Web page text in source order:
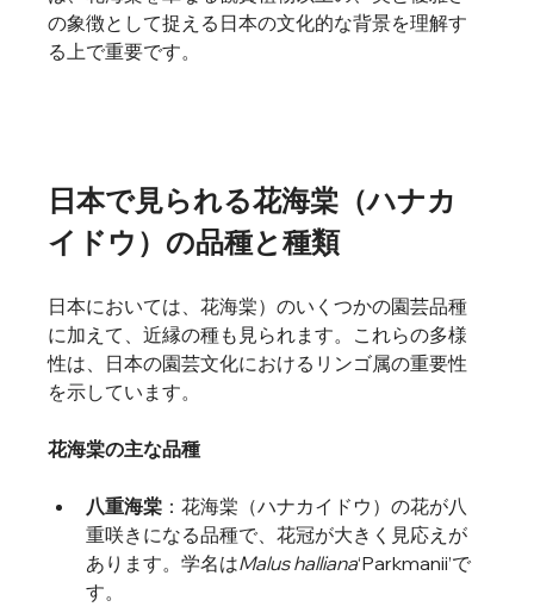
の象徴として捉える日本の文化的な背景を理解す
る上で重要です。
日本で見られる花海棠（ハナカ
イドウ）の品種と種類
日本においては、花海棠）のいくつかの園芸品種
に加えて、近縁の種も見られます。これらの多様
性は、日本の園芸文化におけるリンゴ属の重要性
を示しています。
花海棠の主な品種
八重海棠 ：花海棠（ハナカイドウ）の花が八
重咲きになる品種で、花冠が大きく見応えが
あります。学名はMalus halliana‘Parkmanii’で
す。